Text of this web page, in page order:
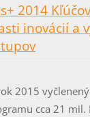
2014
inovácií a
2015
cca 21 mil.